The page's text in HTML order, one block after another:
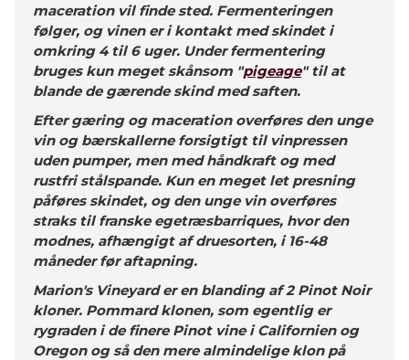
maceration vil finde sted. Fermenteringen
følger, og vinen er i kontakt med skindet i
omkring 4 til 6 uger. Under fermentering
bruges kun meget skånsom "pigeage" til at
blande de gærende skind med saften.
Efter gæring og maceration overføres den unge
vin og bærskallerne forsigtigt til vinpressen
uden pumper, men med håndkraft og med
rustfri stålspande. Kun en meget let presning
påføres skindet, og den unge vin overføres
straks til franske egetræsbarriques, hvor den
modnes, afhængigt af druesorten, i 16-48
måneder før aftapning.
Marion's Vineyard er en blanding af 2 Pinot Noir
kloner. Pommard klonen, som egentlig er
rygraden i de finere Pinot vine i Californien og
Oregon og så den mere almindelige klon på